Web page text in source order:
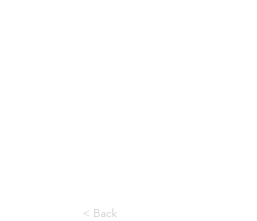
< Back